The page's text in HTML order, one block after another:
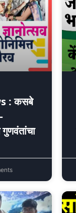
: कसबे
गुणवंतांचा